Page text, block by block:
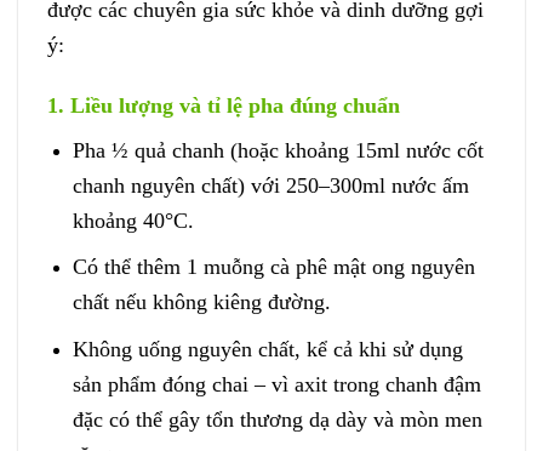
được các chuyên gia sức khỏe và dinh dưỡng gợi
ý:
1. Liều lượng và tỉ lệ pha đúng chuẩn
Pha ½ quả chanh (hoặc khoảng 15ml nước cốt
chanh nguyên chất) với 250–300ml nước ấm
khoảng 40°C.
Có thể thêm 1 muỗng cà phê mật ong nguyên
chất nếu không kiêng đường.
Không uống nguyên chất, kể cả khi sử dụng
sản phẩm đóng chai – vì axit trong chanh đậm
đặc có thể gây tổn thương dạ dày và mòn men